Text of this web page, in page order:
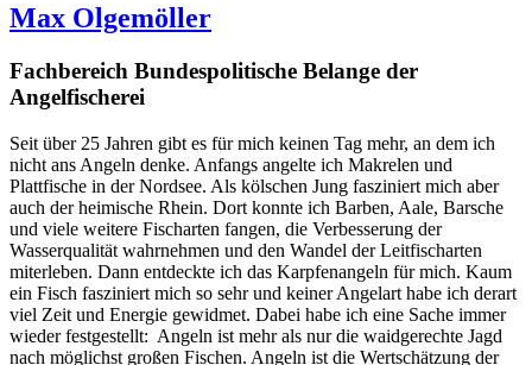
Max Olgemöller
Fachbereich Bundespolitische Belange der
Angelfischerei
Seit über 25 Jahren gibt es für mich keinen Tag mehr, an dem ich
nicht ans Angeln denke. Anfangs angelte ich Makrelen und
Plattfische in der Nordsee. Als kölschen Jung fasziniert mich aber
auch der heimische Rhein. Dort konnte ich Barben, Aale, Barsche
und viele weitere Fischarten fangen, die Verbesserung der
Wasserqualität wahrnehmen und den Wandel der Leitfischarten
miterleben. Dann entdeckte ich das Karpfenangeln für mich. Kaum
ein Fisch fasziniert mich so sehr und keiner Angelart habe ich derart
viel Zeit und Energie gewidmet. Dabei habe ich eine Sache immer
wieder festgestellt: Angeln ist mehr als nur die waidgerechte Jagd
nach möglichst großen Fischen. Angeln ist die Wertschätzung der